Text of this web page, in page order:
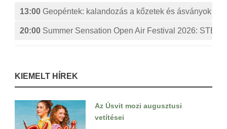
13:00 Geopéntek: kalandozás a kőzetek és ásványok
20:00 Summer Sensation Open Air Festival 2026:
KIEMELT HÍREK
Az Úsvit mozi augusztusi
vetítései